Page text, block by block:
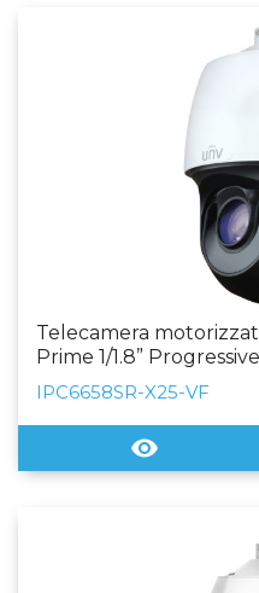
Telecamera
Prime 1/1.8”
6~150mm (25X) | Laser
WEB, Software CMS,
IPC6658SR-X25-VF